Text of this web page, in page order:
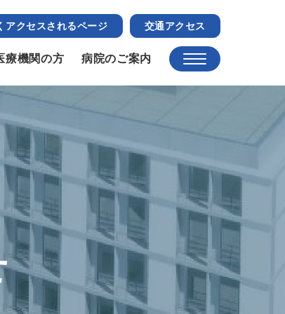
アクセスされるページ 交通アクセス
療機関の方 病院のご案内